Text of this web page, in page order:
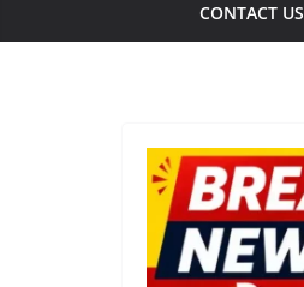
CONTACT US